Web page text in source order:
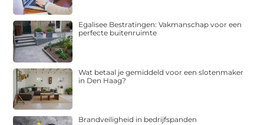
Egalisee Bestratingen: Vakmanschap voor een
perfecte buitenruimte
Wat betaal je gemiddeld voor een slotenmaker
in Den Haag?
Brandveiligheid in bedrijfspanden